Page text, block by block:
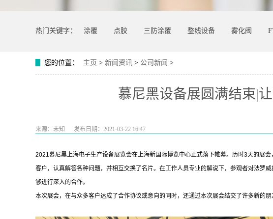
热门关键字： 涂覆 点胶 三防涂覆 整线设备 雾化阀
您的位置： 主页 > 新闻资讯 > 公司新闻 >
慕尼黑设备展圆满结束|
来源：未知 发布日期：2021-03-22 16:47
2021慕尼黑上海电子生产设备展览会在上海新国际博览中心正式落下帷幕。历时3天的展
客户，认真解答各种问题，并相互交换了名片。在工作人员专业的解说下，参观者对法罗
够进行深入的合作。
本次展会，在与众多客户达成了合作协议或意向的同时，还通过本次展会结交了许多新的